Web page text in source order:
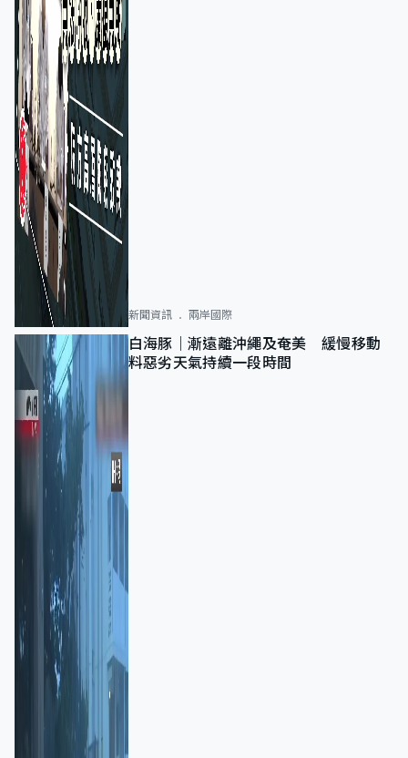
新聞資訊 兩岸國際
白海豚｜漸遠離沖繩及奄美 緩慢移動
料惡劣天氣持續一段時間